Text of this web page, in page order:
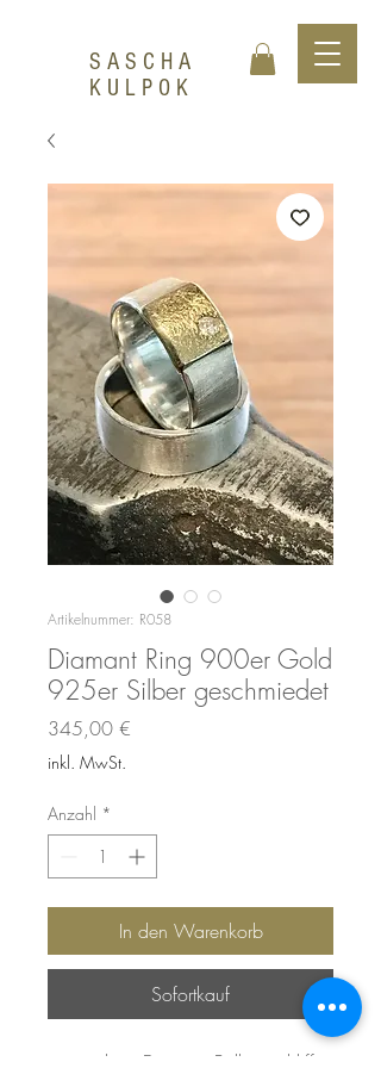
SASCHA
KULPOK
Artikelnummer: R058
Diamant Ring 900er Gold
925er Silber geschmiedet
345,00 €
inkl. MwSt.
Anzahl *
In den Warenkorb
Sofortkauf
- mit echten Diamant Brilliantschliff